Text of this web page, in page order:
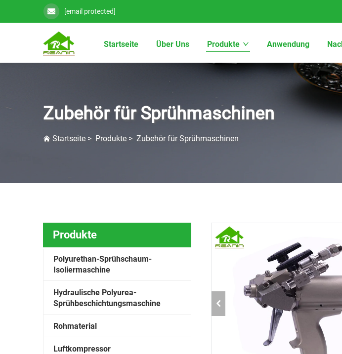
[email protected]
Startseite Über Uns Produkte Anwendung
Zubehör für Sprühmaschinen
Startseite > Produkte > Zubehör für Sprühmaschinen
Produkte
Polyurethan-Sprüh­schaum-
Isoliermaschine
Hydraulische Polyurea-
Sprühbeschichtungsmaschine
Rohmaterial
Luftkompressor